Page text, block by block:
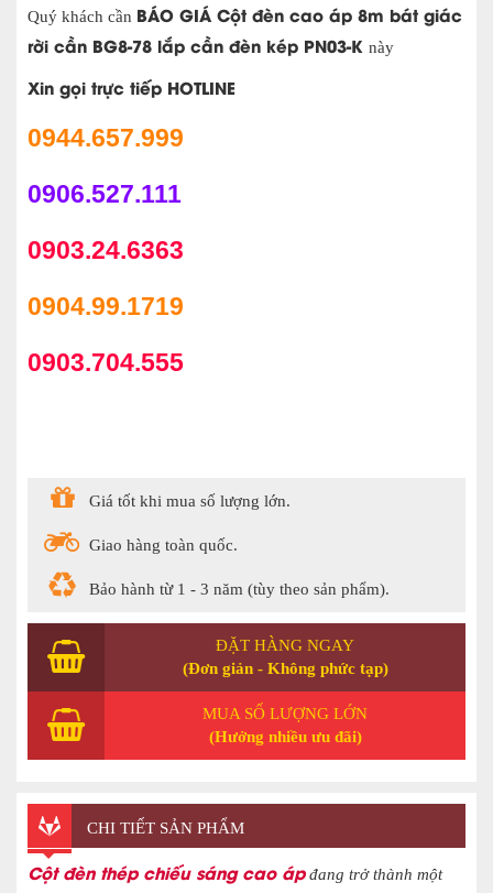
Quý khách cần BÁO GIÁ Cột đèn cao áp 8m bát giác
rời cần BG8-78 lắp cần đèn kép PN03-K này
Xin gọi trực tiếp HOTLINE
0944.657.999
0906.527.111
0903.24.6363
0904.99.1719
0903.704.555
Giá tốt khi mua số lượng lớn.
Giao hàng toàn quốc.
Bảo hành từ 1 - 3 năm (tùy theo sản phẩm).
ĐẶT HÀNG NGAY
(Đơn giản - Không phức tạp)
MUA SỐ LƯỢNG LỚN
(Hưởng nhiều ưu đãi)
CHI TIẾT SẢN PHẨM
Cột đèn thép chiếu sáng cao ápđang trở thành một